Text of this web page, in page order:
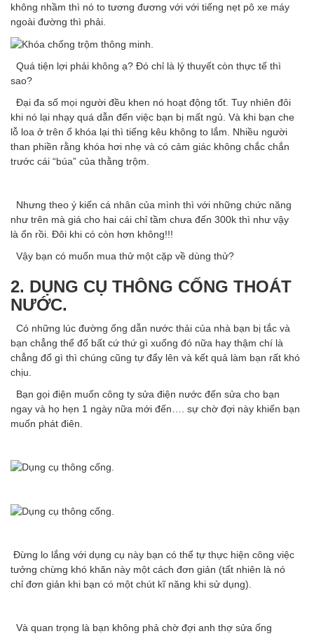
không nhầm thì nó to tương đương với với tiếng nẹt pô xe máy
ngoài đường thì phải.
Quá tiện lợi phải không ạ? Đó chỉ là lý thuyết còn thực tế thì
sao?
Đại đa số mọi người đều khen nó hoạt động tốt. Tuy nhiên đôi
khi nó lại nhạy quá dẫn đến việc bạn bị mất ngủ. Và khi bạn che
lỗ loa ở trên ổ khóa lại thì tiếng kêu không to lắm. Nhiều người
than phiền rằng khóa hơi nhẹ và có cảm giác không chắc chắn
trước cái “búa” của thằng trộm.
Nhưng theo ý kiến cá nhân của mình thì với những chức năng
như trên mà giá cho hai cái chỉ tầm chưa đến 300k thì như vậy
là ổn rồi. Đôi khi có còn hơn không!!!
Vậy bạn có muốn mua thử một cặp về dùng thử?
2. DỤNG CỤ THÔNG CỐNG THOÁT
NƯỚC.
Có những lúc đường ống dẫn nước thải của nhà bạn bị tắc và
bạn chẳng thể đổ bất cứ thứ gì xuống đó nữa hay thậm chí là
chẳng đổ gì thì chúng cũng tự đẩy lên và kết quả làm bạn rất khó
chịu.
Bạn gọi điện muốn công ty sửa điện nước đến sửa cho bạn
ngay và họ hẹn 1 ngày nữa mới đến…. sự chờ đợi này khiến bạn
muốn phát điên.
Đừng lo lắng với dụng cụ này bạn có thể tự thực hiện công việc
tưởng chừng khó khăn này một cách đơn giản (tất nhiên là nó
chỉ đơn giản khi bạn có một chút kĩ năng khi sử dụng).
Và quan trọng là bạn không phả chờ đợi anh thợ sửa ống